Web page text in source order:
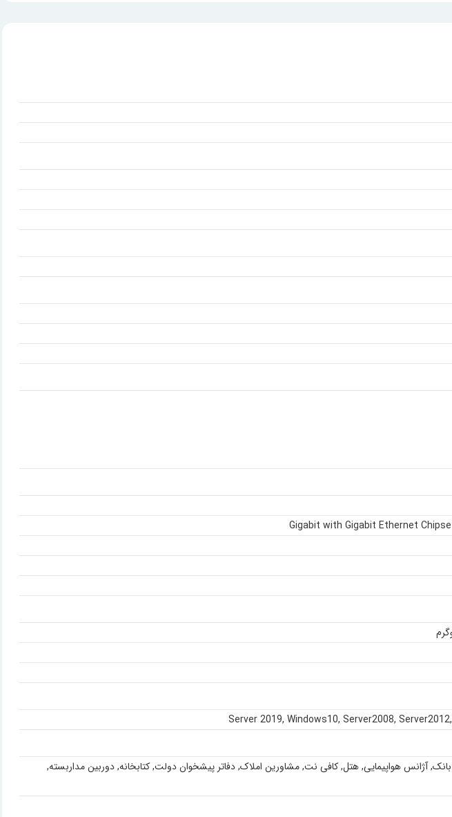
Server 2019, Windows10, Server2008, Server2012,
بانک,آژانس هواپیمایی,هتل,کافی نت, مشاورین املاک, دفاتر پیشخوان دولت, کتابخانه,دوربین مداربسته,